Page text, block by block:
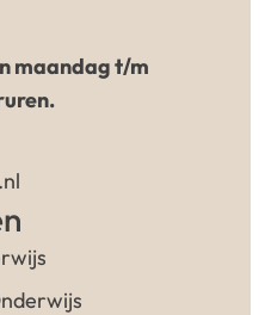
maandag t/m